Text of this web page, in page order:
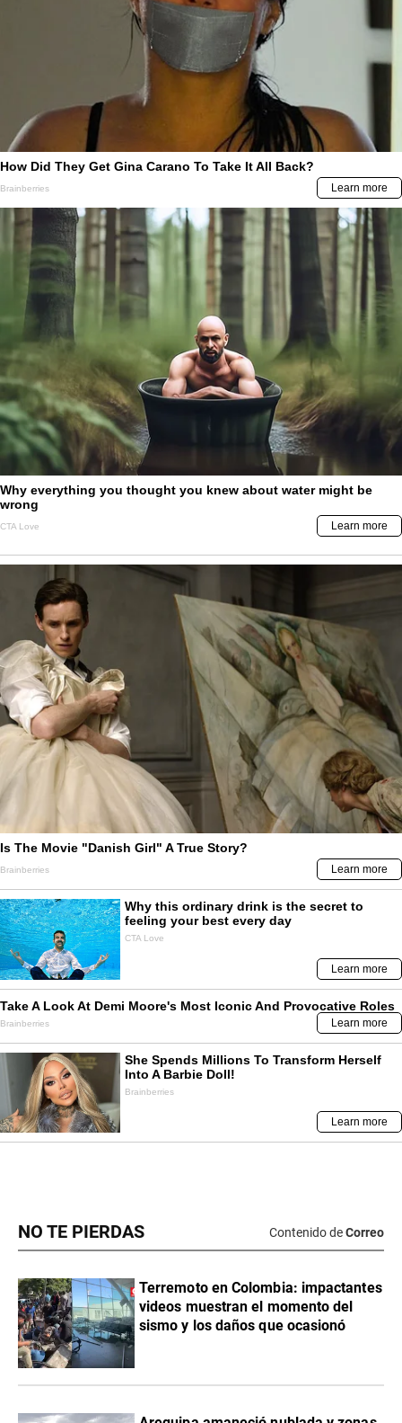
NO TE PIERDAS Contenido deCorreo
Terremoto en Colombia: impactantes
videos muestran el momento del
sismo y los daños que ocasionó